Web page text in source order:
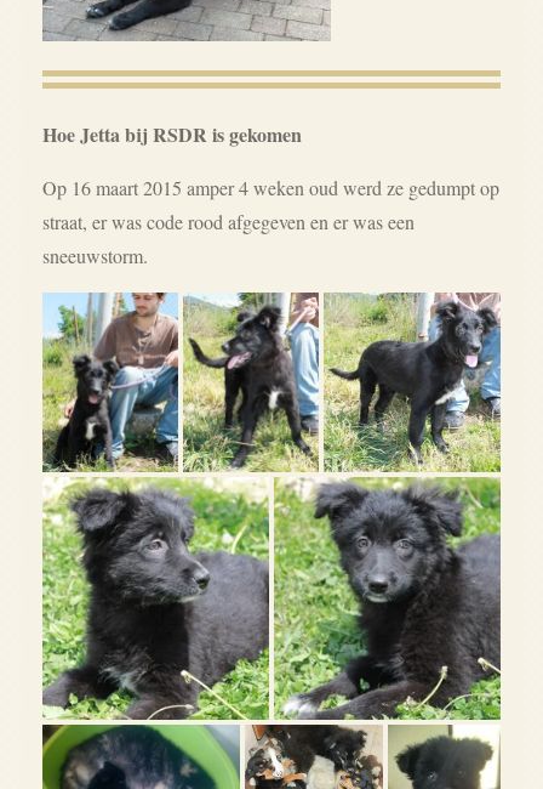
Hoe Jetta bij RSDR is gekomen
Op 16 maart 2015 amper 4 weken oud werd ze gedumpt op
straat, er was code rood afgegeven en er was een
sneeuwstorm.